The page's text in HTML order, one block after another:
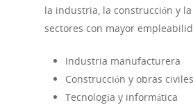
la industria, la construcción y
sectores con mayor
Industria manufacturera
Construcción y obras civiles
Tecnología y informática